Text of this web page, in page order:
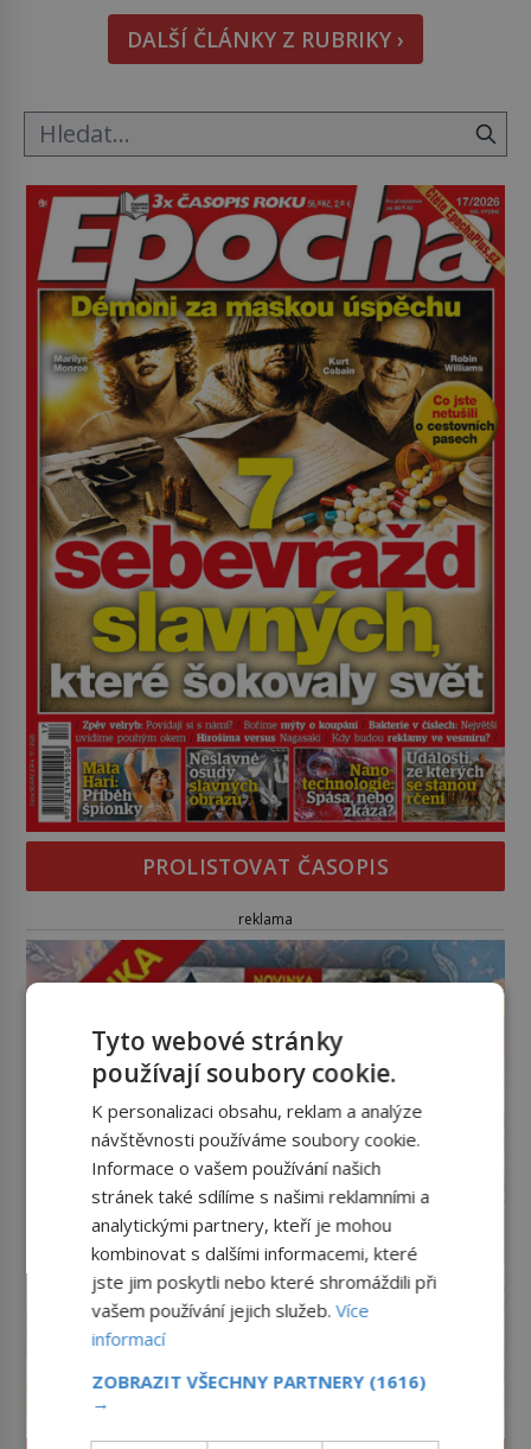
Podívat se pod hladinu a zjistit, kdo si onu
konkrétní vodní lokalitu oblíbil už dávno před
vámi. Říká se jim bioindikátory […]
DALŠÍ ČLÁNKY Z RUBRIKY ›
PROLISTOVAT ČASOPIS
reklama
Tyto webové stránky
používají soubory cookie.
K personalizaci obsahu, reklam a analýze
návštěvnosti používáme soubory cookie.
Informace o vašem používání našich
stránek také sdílíme s našimi reklamními a
analytickými partnery, kteří je mohou
kombinovat s dalšími informacemi, které
jste jim poskytli nebo které shromáždili při
vašem používání jejich služeb.Více
informací
ZOBRAZIT VŠECHNY PARTNERY (1616)
→